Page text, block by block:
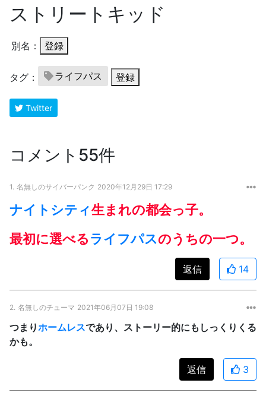
ストリートキッド
別名： 登録
タグ： ライフパス 登録
Twitter
コメント55件
1. 名無しのサイバーパンク 2020年12月29日 17:29
ナイトシティ生まれの都会っ子。
最初に選べるライフパスのうちの一つ。
返信 14
2. 名無しのチューマ 2021年06月07日 19:08
つまりホームレスであり、ストーリー的にもしっくりくる
かも。
返信 3